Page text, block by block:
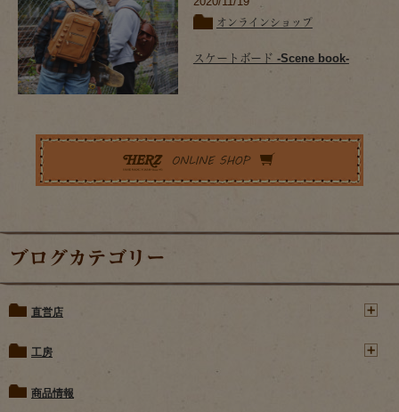
オンラインショップ
スケートボード -Scene book-
ブログカテゴリー
直営店
工房
商品情報